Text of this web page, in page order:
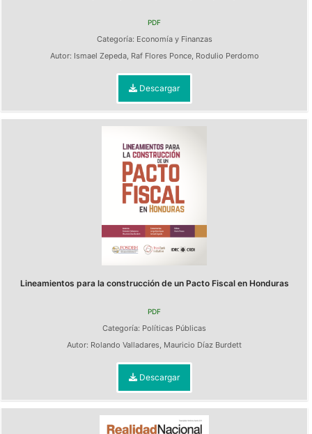
PDF
Categoría: Economía y Finanzas
Autor: Ismael Zepeda, Raf Flores Ponce, Rodulio Perdomo
Descargar
Lineamientos para la construcción de un Pacto Fiscal en Honduras
PDF
Categoría: Políticas Públicas
Autor: Rolando Valladares, Mauricio Díaz Burdett
Descargar